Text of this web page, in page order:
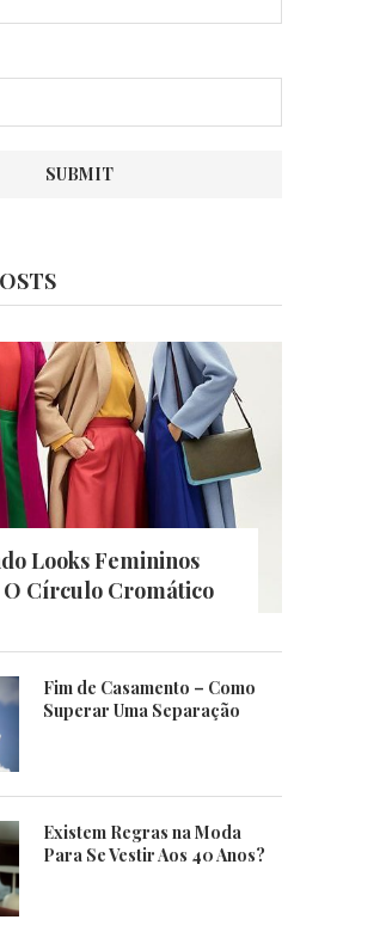
Looks Femininos
O Círculo Cromático
Fim de Casamento – Como
Superar Uma Separação
Existem Regras na Moda
Para Se Vestir Aos 40 Anos?